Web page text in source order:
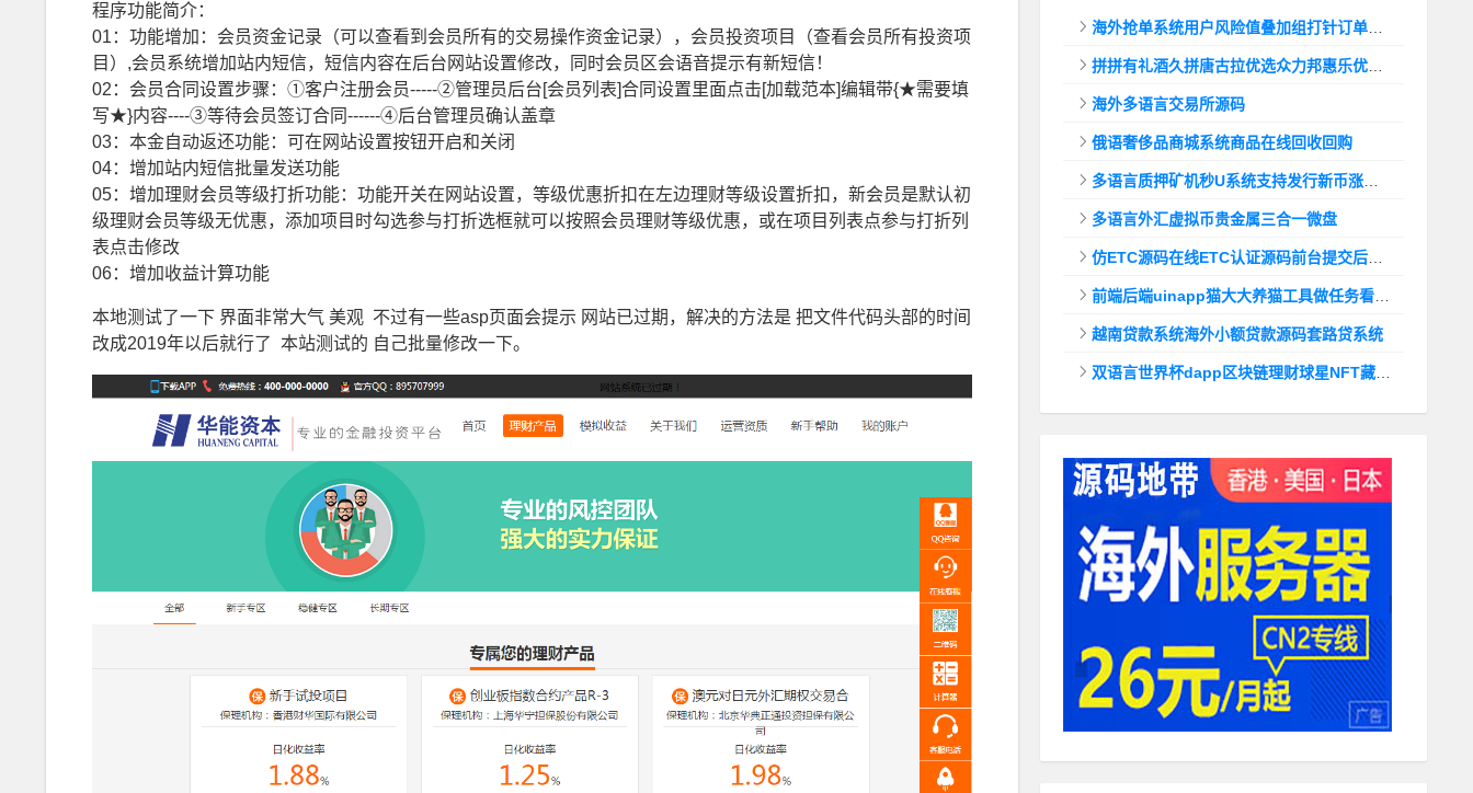
程序功能简介：
01：功能增加：会员资金记录（可以查看到会员所有的交易操作资金记录），会员投资项目（查看会员所有投资项
目）,会员系统增加站内短信，短信内容在后台网站设置修改，同时会员区会语音提示有新短信！
02：会员合同设置步骤：①客户注册会员-----②管理员后台[会员列表]合同设置里面点击[加载范本]编辑带{★需要填
写★}内容----③等待会员签订合同------④后台管理员确认盖章
03：本金自动返还功能：可在网站设置按钮开启和关闭
04：增加站内短信批量发送功能
05：增加理财会员等级打折功能：功能开关在网站设置，等级优惠折扣在左边理财等级设置折扣，新会员是默认初
级理财会员等级无优惠，添加项目时勾选参与打折选框就可以按照会员理财等级优惠，或在项目列表点参与打折列
表点击修改
06：增加收益计算功能
本地测试了一下 界面非常大气 美观 不过有一些asp页面会提示 网站已过期，解决的方法是 把文件代码头部的时间
改成2019年以后就行了 本站测试的 自己批量修改一下。
海外抢单系统用户风险值叠加组打针订单自动匹配系统
拼拼有礼酒久拼唐古拉优选众力邦惠乐优选养猪拼购拼团返利系统
海外多语言交易所源码
俄语奢侈品商城系统商品在线回收回购
多语言质押矿机秒U系统支持发行新币涨幅调控+代理后台
多语言外汇虚拟币贵金属三合一微盘
仿ETC源码在线ETC认证源码前台提交后台查询
前端后端uinapp猫大大养猫工具做任务看广告邀好友即可获得收益猫力合成游戏
越南贷款系统海外小额贷款源码套路贷系统
双语言世界杯dapp区块链理财球星NFT藏品投资带uinapp源码